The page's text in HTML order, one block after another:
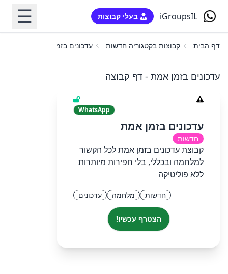
iGroupsIL בעלי קבוצות ☰
דף הבית קבוצות בקטגוריה חדשות עדכונים בזמן אמת
עדכונים בזמן אמת - דף קבוצה
WhatsApp
עדכונים בזמן אמת
חדשות
קבוצת עדכונים בזמן אמת לכל הקשור
למלחמה ובכללי, בלי חפירות מיותרות
ללא פוליטיקה
חדשות מלחמה עדכונים
הצטרף עכשיו!